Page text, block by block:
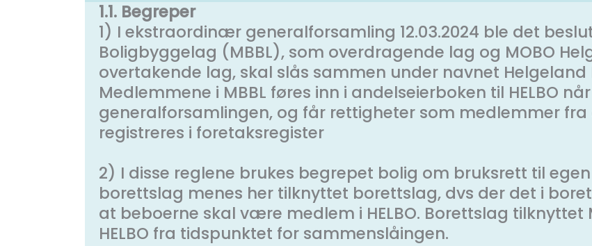
1.1. Begreper
1) I ekstraordinær generalforsamling 12.03.2024 ble det
Boligbyggelag (MBBL), som overdragende lag og MOBO
overtakende lag, skal slås sammen under navnet Helgeland
Medlemmene i MBBL føres inn i andelseierboken til HELBO
generalforsamlingen, og får rettigheter som medlemmer
registreres i foretaksregister
2) I disse reglene brukes begrepet bolig om bruksrett til
borettslag menes her tilknyttet borettslag, dvs der det i
at beboerne skal være medlem i HELBO. Borettslag
HELBO fra tidspunktet for sammenslåingen.